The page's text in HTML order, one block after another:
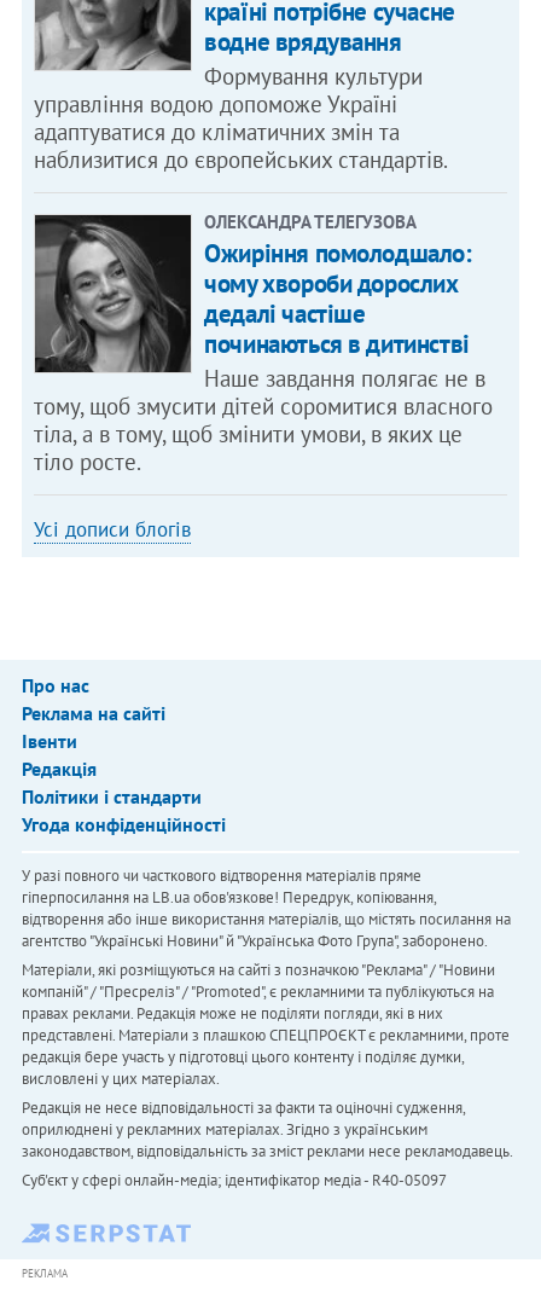
країні потрібне сучасне
водне врядування
Формування культури
управління водою допоможе Україні
адаптуватися до кліматичних змін та
наблизитися до європейських стандартів.
ОЛЕКСАНДРА ТЕЛЕГУЗОВА
Ожиріння помолодшало:
чому хвороби дорослих
дедалі частіше
починаються в дитинстві
Наше завдання полягає не в
тому, щоб змусити дітей соромитися власного
тіла, а в тому, щоб змінити умови, в яких це
тіло росте.
Усі дописи блогів
Про нас
Реклама на сайті
Івенти
Редакція
Політики і стандарти
Угода конфіденційності
У разі повного чи часткового відтворення матеріалів пряме
гіперпосилання на LB.ua обов'язкове! Передрук, копіювання,
відтворення або інше використання матеріалів, що містять посилання на
агентство "Українськi Новини" й "Українська Фото Група", заборонено.
Матеріали, які розміщуються на сайті з позначкою "Реклама" / "Новини
компаній" / "Пресреліз" / "Promoted", є рекламними та публікуються на
правах реклами. Редакція може не поділяти погляди, які в них
представлені. Матеріали з плашкою СПЕЦПРОЄКТ є рекламними, проте
редакція бере участь у підготовці цього контенту і поділяє думки,
висловлені у цих матеріалах.
Редакція не несе відповідальності за факти та оціночні судження,
оприлюднені у рекламних матеріалах. Згідно з українським
законодавством, відповідальність за зміст реклами несе рекламодавець.
Cуб'єкт у сфері онлайн-медіа; ідентифікатор медіа - R40-05097
РЕКЛАМА